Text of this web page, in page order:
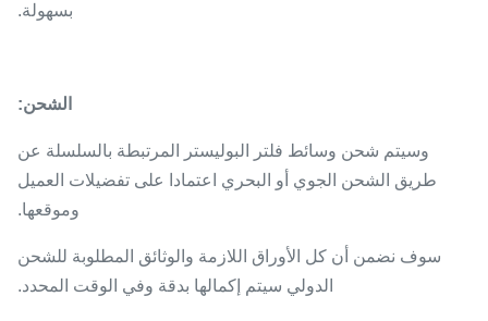
بسهولة.
الشحن:
وسيتم شحن وسائط فلتر البوليستر المرتبطة بالسلسلة عن
طريق الشحن الجوي أو البحري اعتمادا على تفضيلات العميل
وموقعها.
سوف نضمن أن كل الأوراق اللازمة والوثائق المطلوبة للشحن
الدولي سيتم إكمالها بدقة وفي الوقت المحدد.